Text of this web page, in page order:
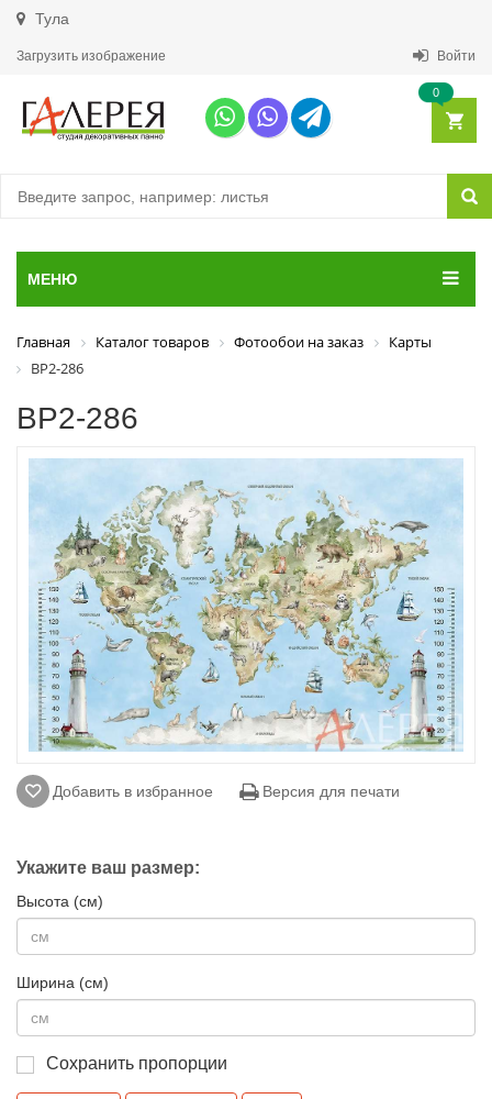
Тула
Загрузить изображение Войти
0
МЕНЮ
Главная Каталог товаров Фотообои на заказ
Карты
ВР2-286
ВР2-286
Добавить в избранное Версия для печати
Укажите ваш размер:
Высота (см)
Ширина (см)
Сохранить пропорции